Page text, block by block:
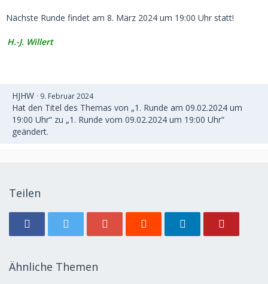
Nächste Runde findet am 8. März 2024 um 19:00 Uhr statt!
H.-J. Willert
HJHW 9. Februar 2024
Hat den Titel des Themas von „1. Runde am 09.02.2024 um
19:00 Uhr“ zu „1. Runde vom 09.02.2024 um 19:00 Uhr“
geändert.
Teilen
Ähnliche Themen